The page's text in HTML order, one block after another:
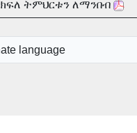
ክፍለ ትምህርቱን ለማንበብ